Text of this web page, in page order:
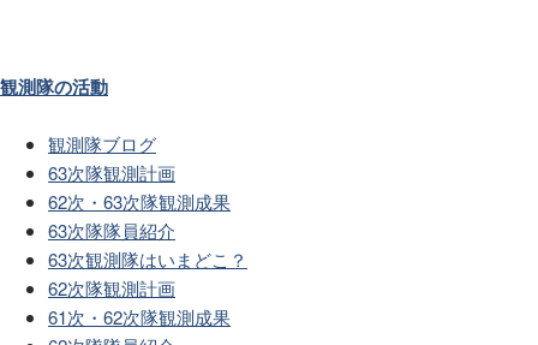
観測隊の活動
観測隊ブログ
63次隊観測計画
62次・63次隊観測成果
63次隊隊員紹介
63次観測隊はいまどこ？
62次隊観測計画
61次・62次隊観測成果